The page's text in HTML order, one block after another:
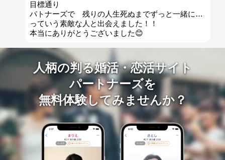
目標通り
パトナーズで 残りの人生死ぬまでずっと一緒に…
っていう素敵な人と出会えました！！
本当にありがとうございました😊
人柄の判る婚活・恋活サイト
パートナーズを
無料体験してみませんか？